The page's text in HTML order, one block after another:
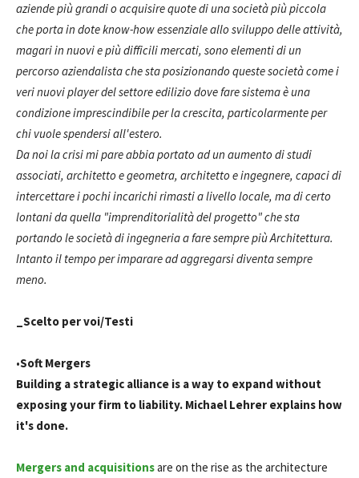
aziende più grandi o acquisire quote di una società più piccola
che porta in dote know-how essenziale allo sviluppo delle attività,
magari in nuovi e più difficili mercati, sono elementi di un
percorso aziendalista che sta posizionando queste società come i
veri nuovi player del settore edilizio dove fare sistema è una
condizione imprescindibile per la crescita, particolarmente per
chi vuole spendersi all'estero.
Da noi la crisi mi pare abbia portato ad un aumento di studi
associati, architetto e geometra, architetto e ingegnere, capaci di
intercettare i pochi incarichi rimasti a livello locale, ma di certo
lontani da quella "imprenditorialità del progetto" che sta
portando le società di ingegneria a fare sempre più Architettura.
Intanto il tempo per imparare ad aggregarsi diventa sempre
meno.
_Scelto per voi/Testi
•Soft Mergers
Building a strategic alliance is a way to expand without
exposing your firm to liability. Michael Lehrer explains how
it's done.
Mergers and acquisitionsare on the rise as the architecture